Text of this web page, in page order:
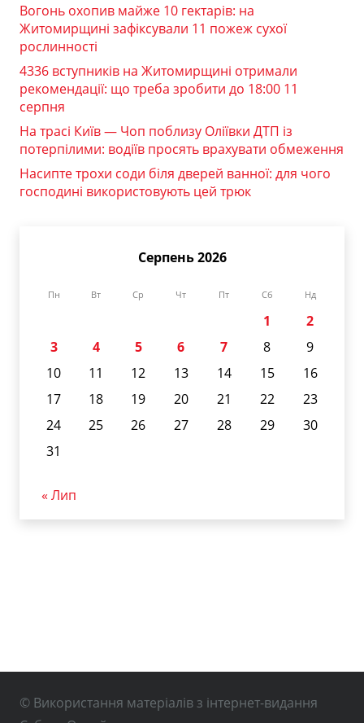
Вогонь охопив майже 10 гектарів: на
Житомирщині зафіксували 11 пожеж сухої
рослинності
4336 вступників на Житомирщині отримали
рекомендації: що треба зробити до 18:00 11
серпня
На трасі Київ — Чоп поблизу Оліївки ДТП із
потерпілими: водіїв просять врахувати обмеження
Насипте трохи соди біля дверей ванної: для чого
господині використовують цей трюк
Серпень 2026
Пн Вт Ср Чт Пт Сб Нд
1
2
3
4 5 6 7 8
9
10
11 12 13 14 15
16
17
18 19 20 21 22
23
24
25 26 27 28 29
30
31
« Лип
© Використання матеріалів з інтернет-видання